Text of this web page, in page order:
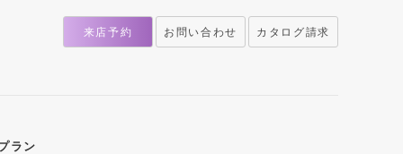
来店予約 お問い合わせ カタログ請求
ラン